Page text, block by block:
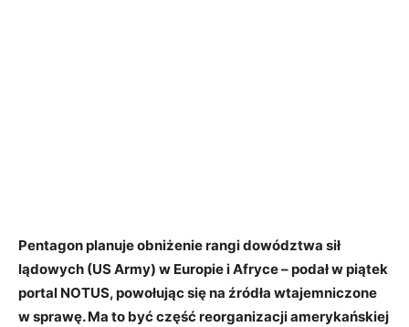
Pentagon planuje obniżenie rangi dowództwa sił
lądowych (US Army) w Europie i Afryce – podał w piątek
portal NOTUS, powołując się na źródła wtajemniczone
w sprawę. Ma to być część reorganizacji amerykańskiej